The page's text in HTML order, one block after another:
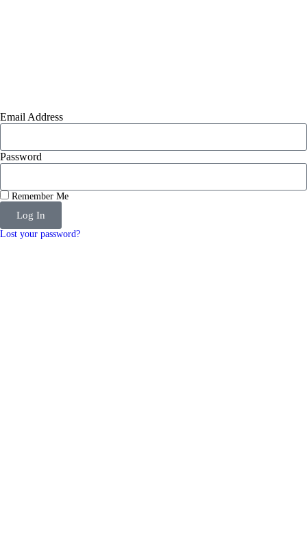
Email Address
Password
Remember Me
Log In
Lost your password?